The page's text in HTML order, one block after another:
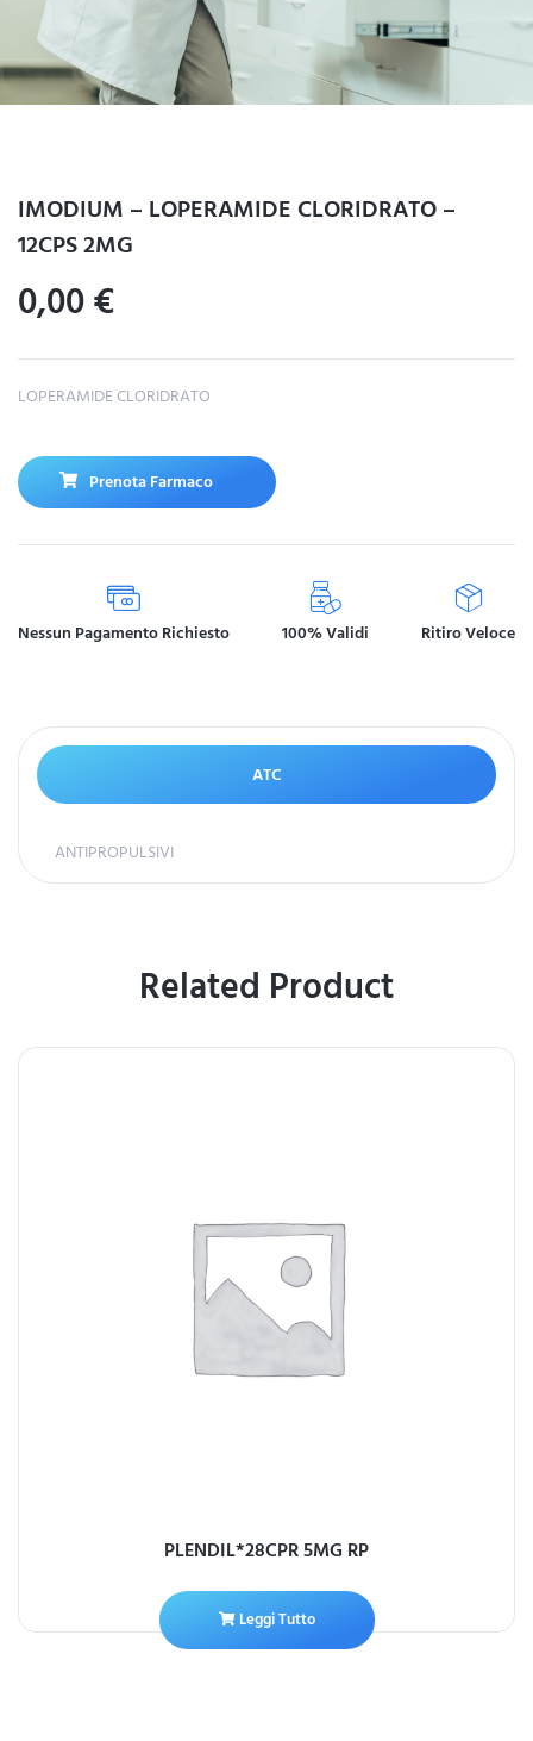
IMODIUM – LOPERAMIDE CLORIDRATO –
12CPS 2MG
0,00€
LOPERAMIDE CLORIDRATO
Prenota Farmaco
Nessun Pagamento Richiesto 100% Validi Ritiro Veloce
ATC
ANTIPROPULSIVI
Related Product
PLENDIL*28CPR 5MG RP
Leggi Tutto